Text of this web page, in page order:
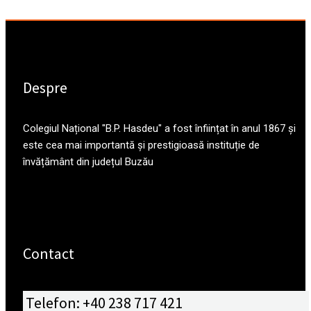
Despre
Colegiul Național "B.P. Hasdeu" a fost înființat în anul 1867 și
este cea mai importantă și prestigioasă instituție de
învățământ din județul Buzău
Contact
Telefon: +40 238 717 421